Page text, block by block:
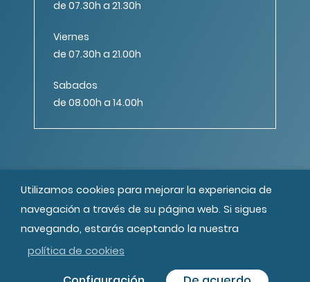
Todos los derechos reservados
de 07.30h a 21.30h
Viernes
de 07.30h a 21.00h
Sabados
de 08.00h a 14.00h
Utilizamos cookies para mejorar la experiencia de
navegación a través de su página web. Si sigues
navegando, estarás aceptando la nuestra
política de cookies